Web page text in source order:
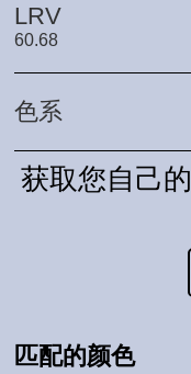
LRV
60.68
色系
获取您自己
匹配的颜色